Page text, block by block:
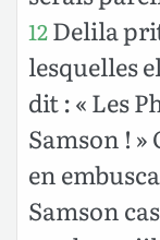
12Delila
lesquelles
dit : « Les
Samson !
en
Samson